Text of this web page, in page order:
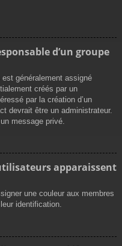
d’un groupe
est généralement assigné
créés par un
par la création d’un
devrait être un administrateur.
message privé.
apparaissent
une couleur aux membres
identification.